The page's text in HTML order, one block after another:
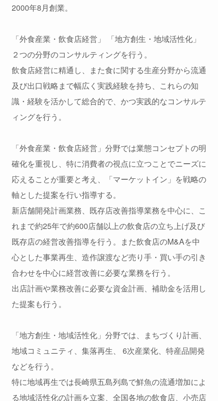
2000年8月創業。
「外食産業・飲食店経営」 「地方創生・地域活性化」
２つの分野のコンサルティングを行う。
飲食店経営に精通し、また食に関する生産分野から流通
及び出口戦略まで幅広く実践経験を持ち、これらの知
識・経験を活かして総合的で、かつ実践的なコンサルテ
ィングを行う。
「外食産業・飲食店経営」分野では業態コンセプトの明
確化を重視し、特に消費者の視点に立つことでニーズに
応えることが重要と考え、「マーケットイン」を戦略の
軸とした提案を行い指導する。
新店舗開発計画業務、既存店改善指導業務を中心に、こ
れまで約25年で約600店舗以上の飲食店の立ち上げ及び
既存店の経営改善指導を行う。また飲食店のM&Aを中
心とした事業再生、造作譲渡など売り手・買い手の引き
合わせを中心に経営改善に必要な業務を行う。
出店計画や業務改善に必要な資金計画、補助金を活用し
た提案も行う。
「地方創生・地域活性化」分野では、まちづくり計画、
地域コミュニティ、集落再生、 6次産業化、特産品開発
などを行う。
特に地域再生では長崎県五島列島で鮮魚の流通増加によ
る地域活性化の計画を立案、全国各地の飲食店、小売店